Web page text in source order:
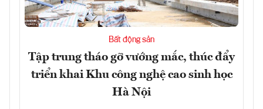
Bất động sản
Tập trung tháo gỡ vướng mắc, thúc đẩy
triển khai Khu công nghệ cao sinh học
Hà Nội